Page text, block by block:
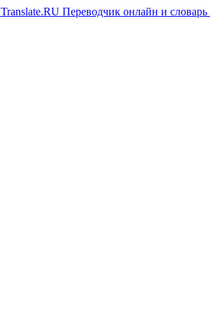
Translate.RU Переводчик онлайн и словарь